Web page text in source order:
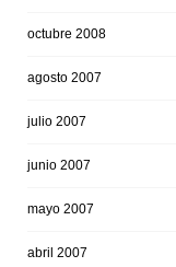
octubre 2008
agosto 2007
julio 2007
junio 2007
mayo 2007
abril 2007